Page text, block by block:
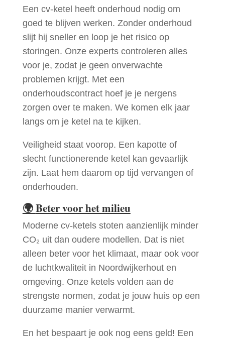
Een cv-ketel heeft onderhoud nodig om
goed te blijven werken. Zonder onderhoud
slijt hij sneller en loop je het risico op
storingen. Onze experts controleren alles
voor je, zodat je geen onverwachte
problemen krijgt. Met een
onderhoudscontract hoef je je nergens
zorgen over te maken. We komen elk jaar
langs om je ketel na te kijken.
Veiligheid staat voorop. Een kapotte of
slecht functionerende ketel kan gevaarlijk
zijn. Laat hem daarom op tijd vervangen of
onderhouden.
🌍Beter voor het milieu
Moderne cv-ketels stoten aanzienlijk minder
CO₂ uit dan oudere modellen. Dat is niet
alleen beter voor het klimaat, maar ook voor
de luchtkwaliteit in Noordwijkerhout en
omgeving. Onze ketels volden aan de
strengste normen, zodat je jouw huis op een
duurzame manier verwarmt.
En het bespaart je ook nog eens geld! Een